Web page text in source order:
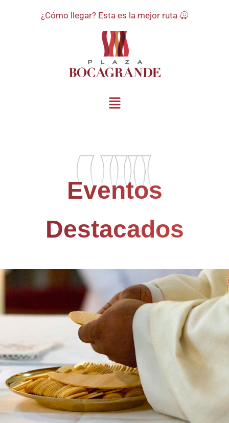
¿Cómo llegar? Esta es la mejor ruta
Eventos
Destacados​